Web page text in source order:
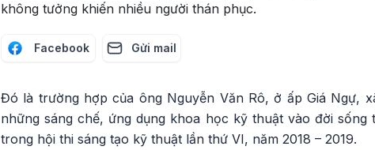
không tưởng khiến nhiều người thán phục.
Facebook Gửi mail
Đó là trường hợp của ông Nguyễn Văn Rô, ở ấp Giá Ngự,
những sáng chế, ứng dụng khoa học kỹ thuật vào đời
trong hội thi sáng tạo kỹ thuật lần thứ VI, năm 2018 – 2019.